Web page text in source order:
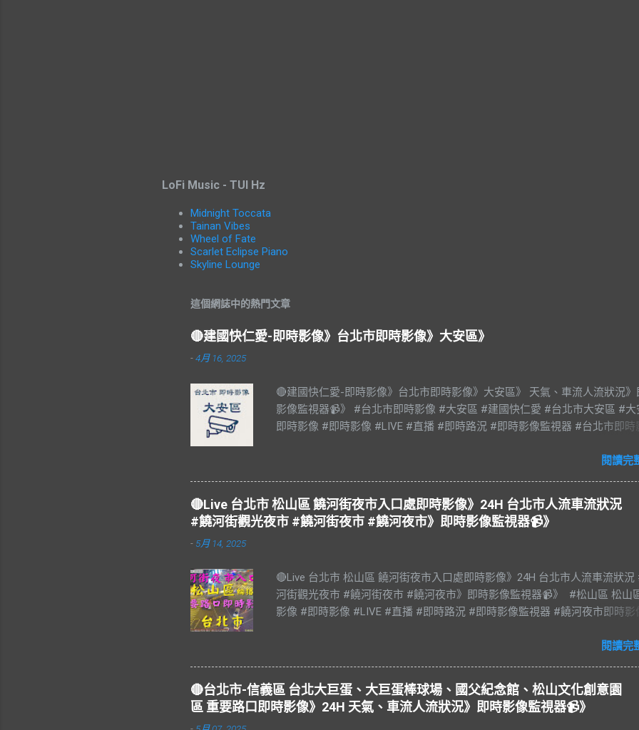
LoFi Music - TUI Hz
Midnight Toccata
Tainan Vibes
Wheel of Fate
Scarlet Eclipse Piano
Skyline Lounge
這個網誌中的熱門文章
🔴建國快仁愛-即時影像》台北市即時影像》大安區》
-4月 16, 2025
🔴建國快仁愛-即時影像》台北市即時影像》大安區》 天氣、車流人流狀況》
影像監視器📹》 #台北市即時影像 #大安區 #建國快仁愛 #台北市大安區 #大
即時影像 #即時影像 #LIVE #直播 #即時路況 #即時影像監視器 #台北市即
閱讀完
🔴Live 台北市 松山區 饒河街夜市入口處即時影像》24H 台北市人流車流狀況
#饒河街觀光夜市 #饒河街夜市 #饒河夜市》即時影像監視器📹》
- 5月 14, 2025
🔴Live 台北市 松山區 饒河街夜市入口處即時影像》24H 台北市人流車流狀況
河街觀光夜市 #饒河街夜市 #饒河夜市》即時影像監視器📹》 #松山區 松山
影像 #即時影像 #LIVE #直播 #即時路況 #即時影像監視器 #饒河夜市即時影
#松山區 #松山慈祐宮 #台灣夜市 #夜市 #台北市即時影像 #JAZZ #JAZZY
#Live #BGM #RELAX #Taiwan #Live BGM Jazz & Blues 爵士樂和藍調 饒河
夜市，又稱饒河街夜市、饒河夜市。位於台灣臺北市松山區饒河街，為臺北
個觀光夜市，也是臺灣繼華西街觀光夜市後第二座觀光夜市。 營業時間： 每
閱讀完
🔴台北市-信義區 台北大巨蛋、大巨蛋棒球場、國父紀念館、松山文化創意園
區 重要路口即時影像》24H 天氣、車流人流狀況》即時影像監視器📹》